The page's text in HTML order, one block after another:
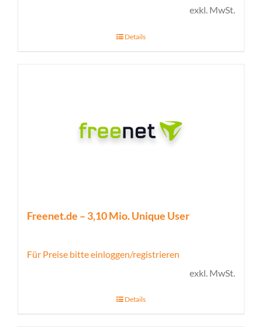
exkl. MwSt.
Details
Freenet.de – 3,10 Mio. Unique User
Für Preise bitte einloggen/registrieren
exkl. MwSt.
Details